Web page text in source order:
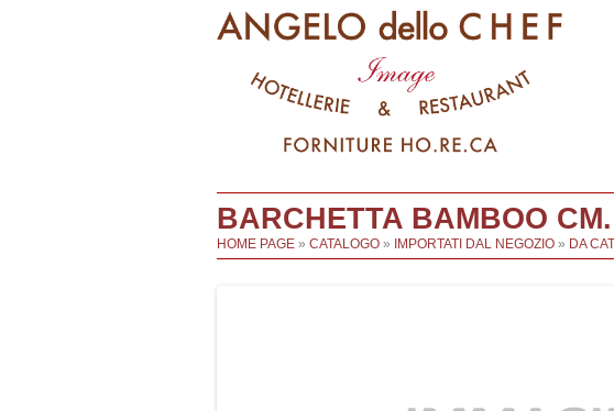
BARCHETTA BAMBOO
HOME PAGE » CATALOGO » IMPORTATI DAL NEGOZIO » DA